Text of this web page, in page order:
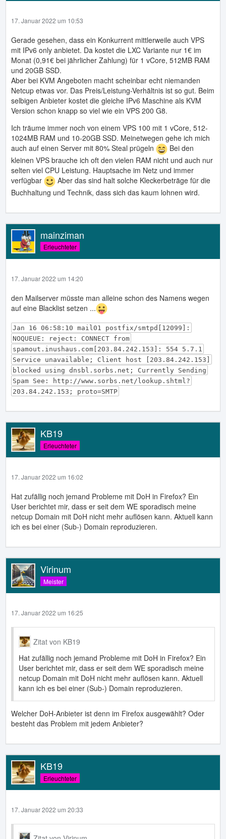
17. Januar 2022 um 10:53
Gerade gesehen, dass ein Konkurrent mittlerweile auch VPS
mit IPv6 only anbietet. Da kostet die LXC Variante nur 1€ im
Monat (0,91€ bei jährlicher Zahlung) für 1 vCore, 512MB RAM
und 20GB SSD.
Aber bei KVM Angeboten macht scheinbar echt niemanden
Netcup etwas vor. Das Preis/Leistung-Verhältnis ist so gut. Beim
selbigen Anbieter kostet die gleiche IPv6 Maschine als KVM
Version schon knapp so viel wie ein VPS 200 G8.
Ich träume immer noch von einem VPS 100 mit 1 vCore, 512-
1024MB RAM und 10-20GB SSD. Meinetwegen gehe ich mich
auch auf einen Server mit 80% Steal prügeln
Bei den
kleinen VPS brauche ich oft den vielen RAM nicht und auch nur
selten viel CPU Leistung. Hauptsache im Netz und immer
verfügbar
Aber das sind halt solche Kleckerbeträge für die
Buchhaltung und Technik, dass sich das kaum lohnen wird.
mainziman
Erleuchteter
17. Januar 2022 um 14:20
den Mailserver müsste man alleine schon des Namens wegen
auf eine Blacklist setzen ...
Jan 16 06:58:10 mail01 postfix/smtpd[12099]:
NOQUEUE: reject: CONNECT from
spamout.inushaus.com[203.84.242.153]: 554 5.7.1
Service unavailable; Client host [203.84.242.153]
blocked using dnsbl.sorbs.net; Currently Sending
Spam See: http://www.sorbs.net/lookup.shtml?
203.84.242.153; proto=SMTP
KB19
Erleuchteter
17. Januar 2022 um 16:02
Hat zufällig noch jemand Probleme mit DoH in Firefox? Ein
User berichtet mir, dass er seit dem WE sporadisch meine
netcup Domain mit DoH nicht mehr auflösen kann. Aktuell kann
ich es bei einer (Sub-) Domain reproduzieren.
Virinum
Meister
17. Januar 2022 um 16:25
Zitat von KB19
Hat zufällig noch jemand Probleme mit DoH in Firefox? Ein
User berichtet mir, dass er seit dem WE sporadisch meine
netcup Domain mit DoH nicht mehr auflösen kann. Aktuell
kann ich es bei einer (Sub-) Domain reproduzieren.
Welcher DoH-Anbieter ist denn im Firefox ausgewählt? Oder
besteht das Problem mit jedem Anbieter?
KB19
Erleuchteter
17. Januar 2022 um 20:33